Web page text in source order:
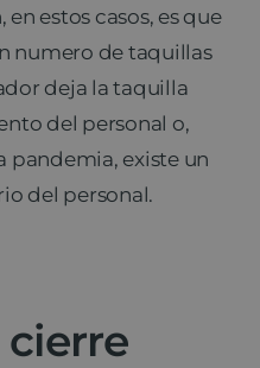
estos casos, es que
numero de taquillas
deja la taquilla
del personal o,
pandemia, existe un
del personal.